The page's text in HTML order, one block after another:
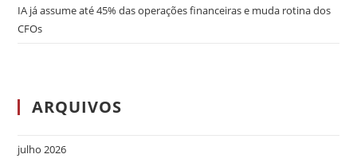
IA já assume até 45% das operações financeiras e muda rotina dos
CFOs
ARQUIVOS
julho 2026